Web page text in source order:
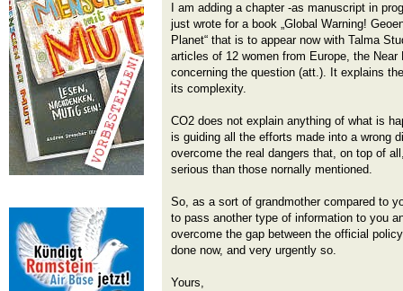
I am adding a chapter -as manuscript in
just wrote for a book „Global Warning!
Planet“ that is to appear now with Talma
articles of 12 women from Europe, the
concerning the question (att.). It explains
its complexity.
CO2 does not explain anything of what is
is guiding all the efforts made into a wrong
overcome the real dangers that, on top of
serious than those nornally mentioned.
So, as a sort of grandmother compared to
to pass another type of information to you
overcome the gap between the official
done now, and very urgently so.
Yours,